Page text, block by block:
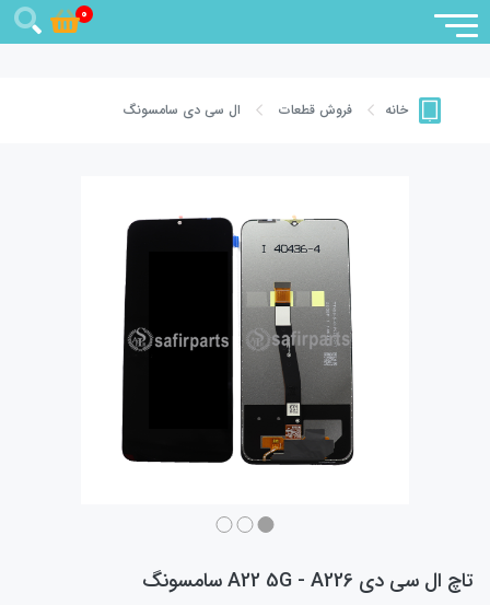
0
خانه فروش قطعات ال سی دی سامسونگ
تاچ ال سی دی A22 5G - A226 سامسونگ